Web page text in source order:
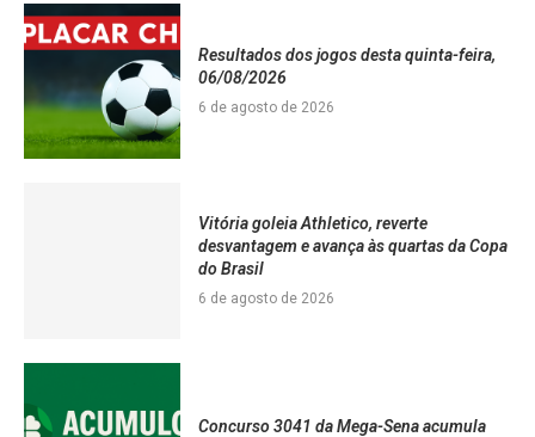
Resultados dos jogos desta quinta-feira,
06/08/2026
6 de agosto de 2026
Vitória goleia Athletico, reverte
desvantagem e avança às quartas da Copa
do Brasil
6 de agosto de 2026
Concurso 3041 da Mega-Sena acumula